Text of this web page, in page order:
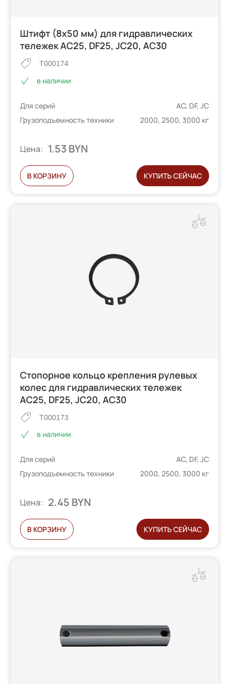
Штифт (8х50 мм) для гидравлических
тележек AC25, DF25, JC20, AC30
T000174
в наличии
Для серий
AC, DF, JC
Грузоподъемность техники
2000, 2500, 3000 кг
Цена: 1.53 BYN
В КОРЗИНУ КУПИТЬ СЕЙЧАС
Стопорное кольцо крепления рулевых
колес для гидравлических тележек
AC25, DF25, JC20, AC30
T000173
в наличии
Для серий
AC, DF, JC
Грузоподъемность техники
2000, 2500, 3000 кг
Цена: 2.45 BYN
В КОРЗИНУ КУПИТЬ СЕЙЧАС